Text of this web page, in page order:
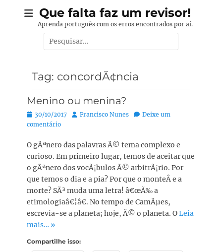
Que falta faz um revisor!
Aprenda português com os erros encontrados por aí.
Pesquisar
por:
Tag: concordÃ¢ncia
Menino ou menina?
Posted
on
30/10/2017 Autor:
Francisco Nunes
Deixe um
comentário
O gÃªnero das palavras Ã© tema complexo e
curioso. Em primeiro lugar, temos de aceitar que
o gÃªnero dos vocÃ¡bulos Ã© arbitrÃ¡rio. Por
que temos o dia e a pia? Por que o monteÂ e a
morte? SÃ³ muda uma letra! â€œÃ‰ a
etimologiaâ€¦â€. No tempo de CamÃµes,
escrevia-se a planeta; hoje, Ã© o planeta. OLeia
mais… »
Compartilhe isso: